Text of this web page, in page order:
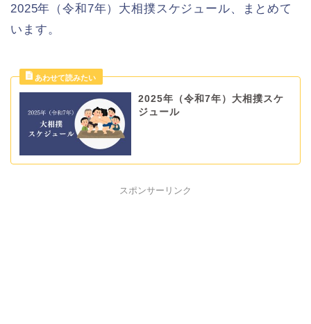
2025年（令和7年）大相撲スケジュール、まとめて
います。
2025年（令和7年）大相撲スケ
ジュール
スポンサーリンク